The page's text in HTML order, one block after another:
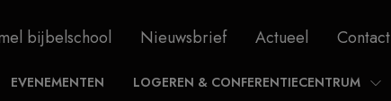
bijbelschool Nieuwsbrief Actueel Contact
EVENEMENTEN LOGEREN & CONFERENTIECENTRUM